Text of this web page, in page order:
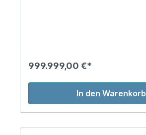
999.999,00 €*
In den Warenkorb